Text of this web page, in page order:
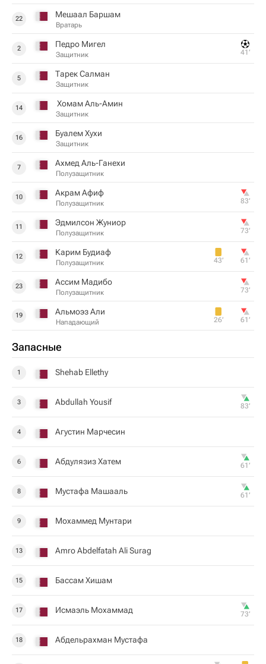
22 Мешаал Баршам
Вратарь
2 Педро Мигел
Защитник 41‎’‎
5 Тарек Салман
Защитник
14 Хомам Аль-Амин
Защитник
16 Буалем Хухи
Защитник
7 Ахмед Аль-Ганехи
Полузащитник
10 Акрам Афиф
Полузащитник 83‎’‎
11 Эдмилсон Жуниор
Полузащитник 73‎’‎
12 Карим Будиаф
Полузащитник 43‎’‎ 61‎’‎
23 Ассим Мадибо
Полузащитник 73‎’‎
19 Альмоэз Али
Нападающий 26‎’‎ 61‎’‎
Запасные
1 Shehab Ellethy
3 Abdullah Yousif 83‎’‎
4 Агустин Марчесин
6 Абдулязиз Хатем 61‎’‎
8 Мустафа Машааль 61‎’‎
9 Мохаммед Мунтари
13 Amro Abdelfatah Ali Surag
15 Бассам Хишам
17 Исмаэль Мохаммад 73‎’‎
18 Абдельрахман Мустафа